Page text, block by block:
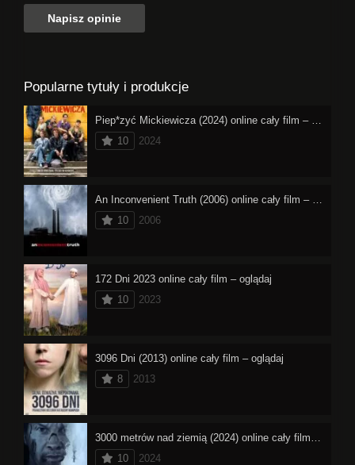
Popularne tytuły i produkcje
Piep*zyć Mickiewicza (2024) online cały film – oglądaj
10
2024
An Inconvenient Truth (2006) online cały film – oglądaj
10
2006
172 Dni 2023 online cały film – oglądaj
10
2023
3096 Dni (2013) online cały film – oglądaj
8
2013
3000 metrów nad ziemią (2024) online cały film – oglądaj
10
2024